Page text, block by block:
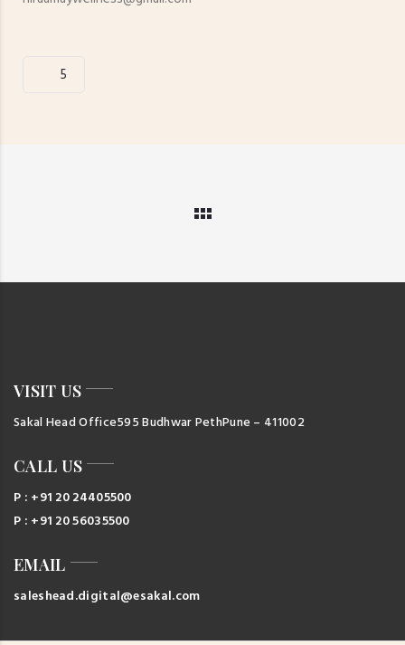
5
VISIT US
Sakal Head Office595 Budhwar PethPune – 411002
CALL US
P : +91 20 24405500
P : +91 20 56035500
EMAIL
saleshead.digital@esakal.com